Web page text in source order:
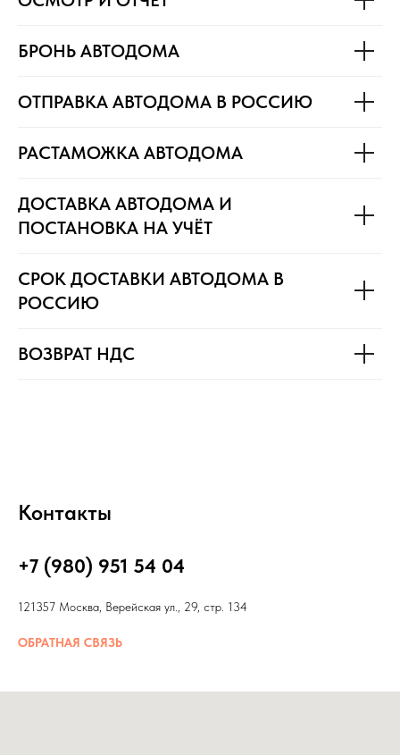
БРОНЬ АВТОДОМА
ОТПРАВКА АВТОДОМА В РОССИЮ
РАСТАМОЖКА АВТОДОМА
ДОСТАВКА АВТОДОМА И
ПОСТАНОВКА НА УЧЁТ
СРОК ДОСТАВКИ АВТОДОМА В
РОССИЮ
ВОЗВРАТ НДС
Контакты
+7 (980) 951 54 04
121357 Москва, Верейская ул., 29, стр. 134
ОБРАТНАЯ СВЯЗЬ